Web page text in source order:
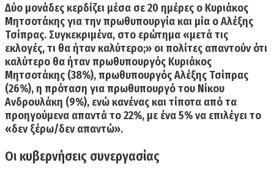
Δύο μονάδες κερδίζει μέσα σε 20 ημέρες ο Κυριάκος
Μητσοτάκης για την πρωθυπουργία και μία ο Αλέξης
Τσίπρας. Συγκεκριμένα, στο ερώτημα «μετά τις
εκλογές, τι θα ήταν καλύτερο;» οι πολίτες απαντούν ότι
καλύτερο θα ήταν πρωθυπουργός Κυριάκος
Μητσοτάκης (38%), πρωθυπουργός Αλέξης Τσίπρας
(26%), η πρόταση για πρωθυπουργό του Νίκου
Ανδρουλάκη (9%), ενώ κανένας και τίποτα από τα
προηγούμενα απαντά το 22%, με ένα 5% να επιλέγει το
«δεν ξέρω/δεν απαντώ».
Οι κυβερνήσεις συνεργασίας